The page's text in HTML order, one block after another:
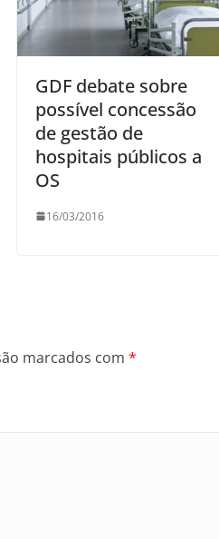
GDF debate sobre
possível concessão
de gestão de
hospitais públicos a
OS
16/03/2016
marcados com *